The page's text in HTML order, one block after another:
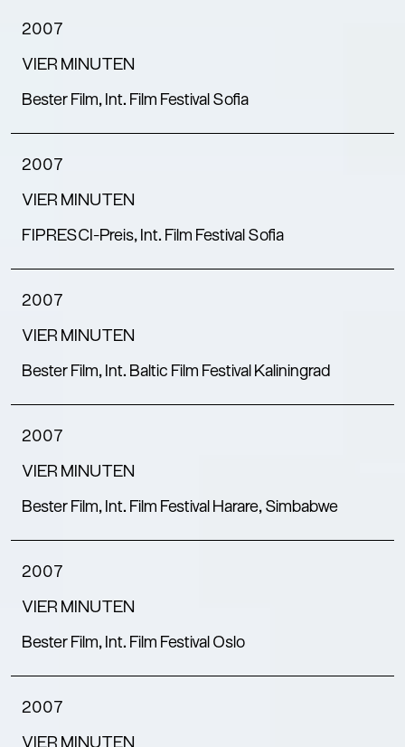
2007
VIER MINUTEN
Bester Film, Int. Film Festival Sofia
2007
VIER MINUTEN
FIPRESCI-Preis, Int. Film Festival Sofia
2007
VIER MINUTEN
Bester Film, Int. Baltic Film Festival Kaliningrad
2007
VIER MINUTEN
Bester Film, Int. Film Festival Harare, Simbabwe
2007
VIER MINUTEN
Bester Film, Int. Film Festival Oslo
2007
VIER MINUTEN